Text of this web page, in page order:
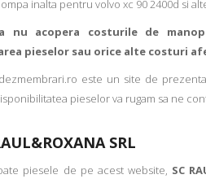
inalta pentru volvo xc 90 2400d si
nu acopera costurile de
pieselor sau orice alte costuri
este un site de
pieselor va rugam sa ne
SRL
piesele de pe acest website, SC